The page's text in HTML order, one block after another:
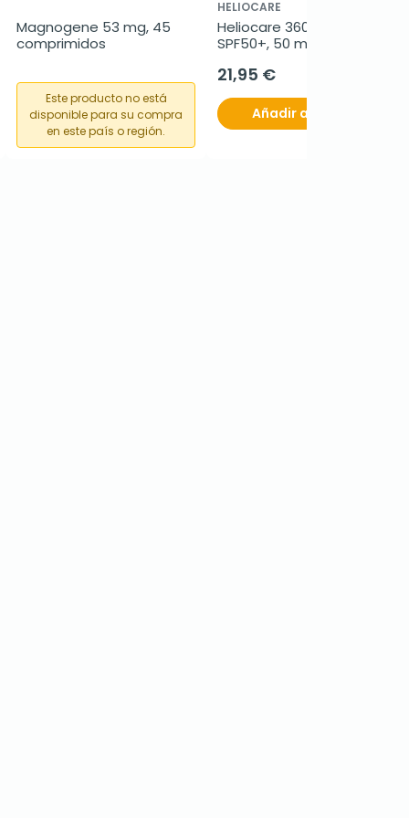
Magnogene 53 mg, 45
comprimidos
Este producto no está
disponible para su compra
en este país o región.
HELIOCARE
Heliocare 360º Water Gel
SPF50+, 50 ml
21,95 €
Añadir al carrito